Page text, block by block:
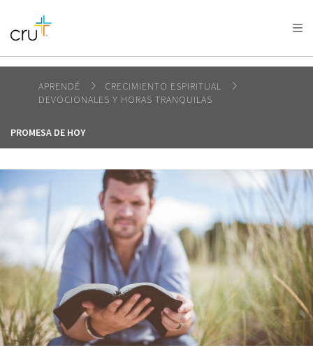
AFRICA
AMERICA / CARIBBEAN
OCEANIA
APRENDÉ
CRECIMIENTO ESPIRITUAL
DEVOCIONALES Y HORAS TRANQUILAS
PROMESA DE HOY